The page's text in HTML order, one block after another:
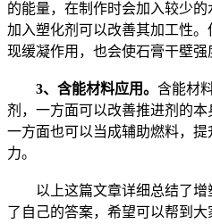
的能量，在制作时会加入较少的
加入塑化剂可以改善其加工性
现缓凝作用，也会使石膏干壁强
3、含能材料应用。 含能材
剂，一方面可以改善推进剂的
一方面也可以当成辅助燃料，
力。
以上这篇文章详细总结了增
了自己的答案，希望可以帮到大